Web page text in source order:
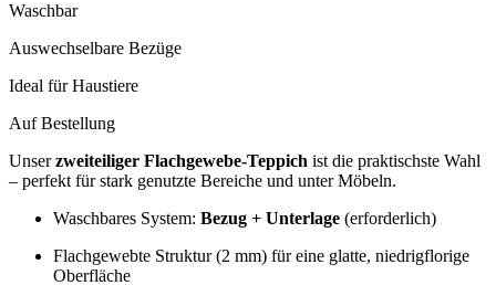
Waschbar
Auswechselbare Bezüge
Ideal für Haustiere
Auf Bestellung
Unserzweiteiliger Flachgewebe-Teppich ist die praktischste Wahl
– perfekt für stark genutzte Bereiche und unter Möbeln.
Waschbares System: Bezug + Unterlage (erforderlich)
Flachgewebte Struktur (2 mm) für eine glatte, niedrigflorige
Oberfläche